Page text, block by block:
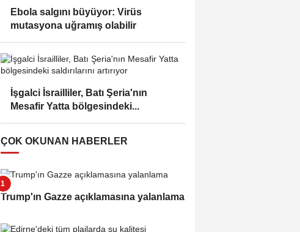
Ebola salgını büyüyor: Virüs
mutasyona uğramış olabilir
İşgalci İsrailliler, Batı Şeria'nın
Mesafir Yatta bölgesindeki...
ÇOK OKUNAN HABERLER
Trump'ın Gazze açıklamasına yalanlama